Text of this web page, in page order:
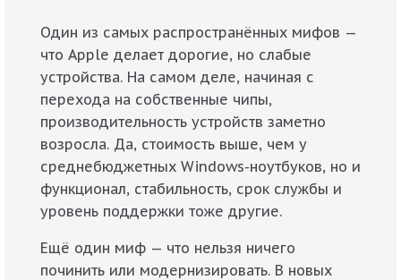
Один из самых распространённых мифов —
что Apple делает дорогие, но слабые
устройства. На самом деле, начиная с
перехода на собственные чипы,
производительность устройств заметно
возросла. Да, стоимость выше, чем у
среднебюджетных Windows-ноутбуков, но и
функционал, стабильность, срок службы и
уровень поддержки тоже другие.
Ещё один миф — что нельзя ничего
починить или модернизировать. В новых